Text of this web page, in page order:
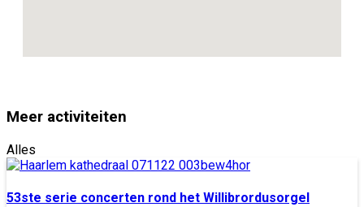
Meer activiteiten
Alles
53ste serie concerten rond het Willibrordusorgel